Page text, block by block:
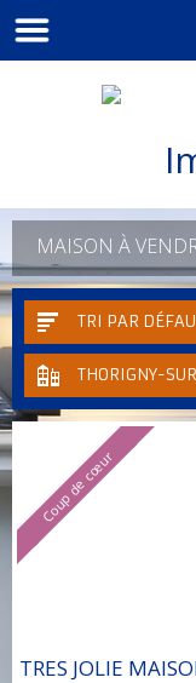
MAISON À
TRI PAR
THORIGNY-
Coup de cœur
TRES JOLIE